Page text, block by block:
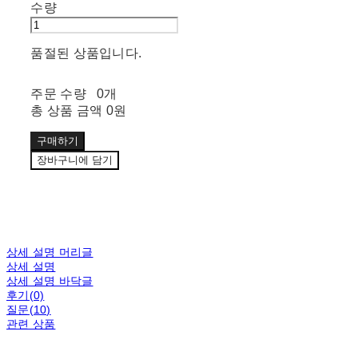
수량
품절된 상품입니다.
주문 수량
0개
총 상품 금액 0원
구매하기
장바구니에 담기
상세 설명 머리글
상세 설명
상세 설명 바닥글
후기(0)
질문(10)
관련 상품